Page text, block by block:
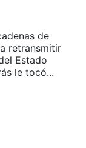
de
retransmitir
Estado
le tocó...